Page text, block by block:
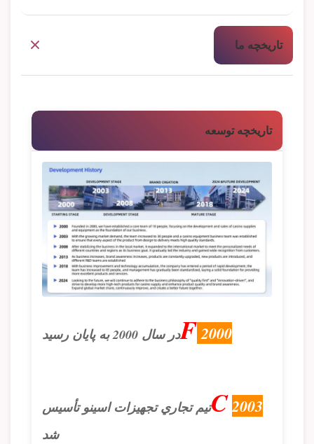
تاریخچه ما
تاریخچه توسعه
2000
Fدر سال 2000 به پایان رسید
2003
Cتيم تجاري تجهیزات اسينو تأسيس
شد